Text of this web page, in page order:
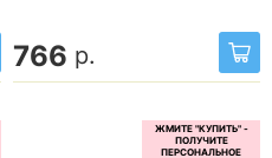
766 р.